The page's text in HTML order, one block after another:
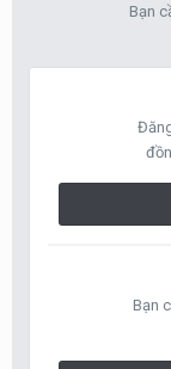
Bạn
Bạn